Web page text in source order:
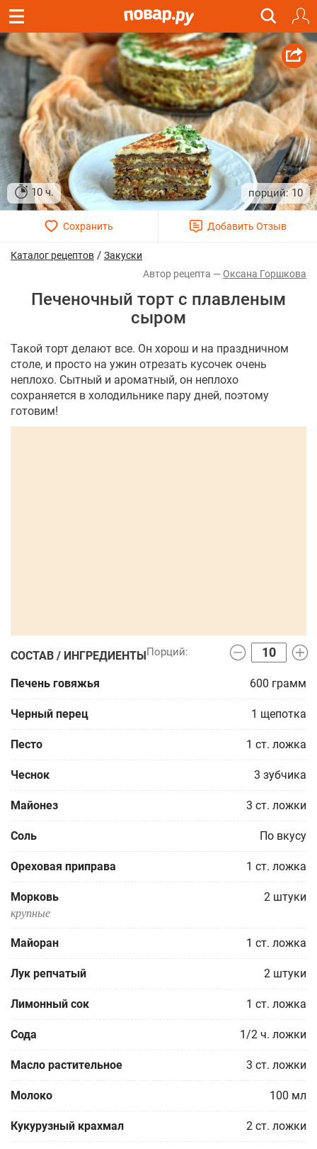
10 ч. 10
Каталог рецептов / Закуски
Оксана Горшкова
Печеночный торт с плавленым
сыром
Такой торт делают все. Он хорош и на праздничном
столе, и просто на ужин отрезать кусочек очень
неплохо. Сытный и ароматный, он неплохо
сохраняется в холодильнике пару дней, поэтому
готовим!
СОСТАВ / ИНГРЕДИЕНТЫ
Печень говяжья 600 грамм
Черный перец 1 щепотка
Песто 1 ст. ложка
Чеснок 3 зубчика
Майонез 3 ст. ложки
Соль По вкусу
Ореховая приправа 1 ст. ложка
Морковь 2 штуки
крупные
Майоран 1 ст. ложка
Лук репчатый 2 штуки
Лимонный сок 1 ст. ложка
Сода 1/2 ч. ложки
Масло растительное 3 ст. ложки
Молоко 100 мл
Кукурузный крахмал 2 ст. ложки